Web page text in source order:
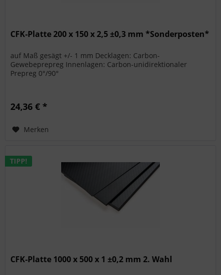
CFK-Platte 200 x 150 x 2,5 ±0,3 mm *Sonderposten*
auf Maß gesägt +/- 1 mm Decklagen: Carbon-
Gewebeprepreg Innenlagen: Carbon-unidirektionaler
Prepreg 0°/90°
24,36 € *
Merken
TIPP!
CFK-Platte 1000 x 500 x 1 ±0,2 mm 2. Wahl